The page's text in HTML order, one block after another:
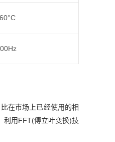
在市场上已经使用的相
利用FFT(傅立叶变换)技